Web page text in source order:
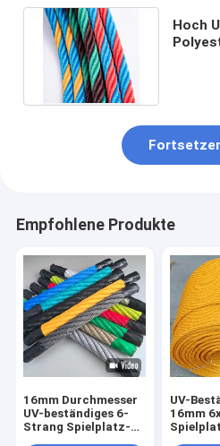
Hoch
Empfohlene Produkte
16mm Durchmesser
UV-beständiges 6-
Strang Spielplatz-
UV-
16mm